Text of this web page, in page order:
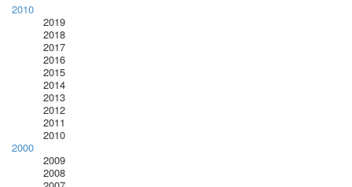
2010
2019
2018
2017
2016
2015
2014
2013
2012
2011
2010
2000
2009
2008